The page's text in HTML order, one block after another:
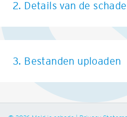
2. Details van de schade
3. Bestanden uploaden